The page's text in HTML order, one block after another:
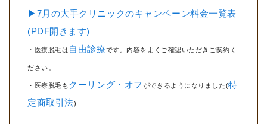
▶7月の大手クリニックのキャンペーン料金一覧表
(PDF開きます)
・医療脱毛は 自由診療です。内容をよくご確認いただきご契約く
ださい。
・医療脱毛も クーリング・オフ ができるようになりました(特
定商取引法)